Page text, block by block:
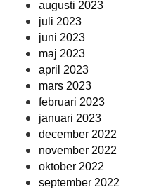
augusti 2023
juli 2023
juni 2023
maj 2023
april 2023
mars 2023
februari 2023
januari 2023
december 2022
november 2022
oktober 2022
september 2022